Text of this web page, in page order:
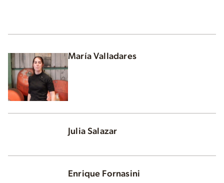
María Valladares
Julia Salazar
Enrique Fornasini